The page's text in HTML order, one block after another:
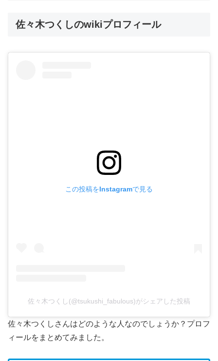
佐々木つくしのwikiプロフィール
この投稿をInstagramで見る
佐々木つくし(@tsukushi_fabulous)がシェアした投稿
佐々木つくしさんはどのような人なのでしょうか？プロフ
ィールをまとめてみました。